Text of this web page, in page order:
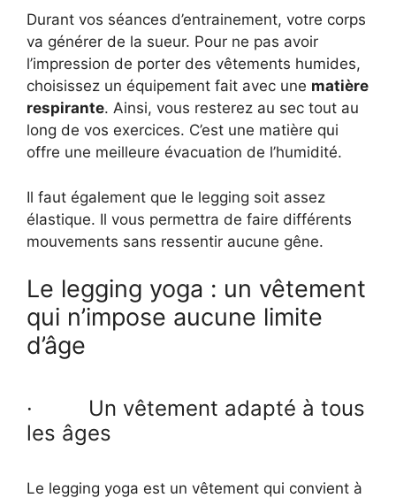
Durant vos séances d’entrainement, votre corps
va générer de la sueur. Pour ne pas avoir
l’impression de porter des vêtements humides,
choisissez un équipement fait avec une matière
respirante. Ainsi, vous resterez au sec tout au
long de vos exercices. C’est une matière qui
offre une meilleure évacuation de l’humidité.
Il faut également que le legging soit assez
élastique. Il vous permettra de faire différents
mouvements sans ressentir aucune gêne.
Le legging yoga : un vêtement
qui n’impose aucune limite
d’âge
· Un vêtement adapté à tous
les âges
Le legging yoga est un vêtement qui convient à